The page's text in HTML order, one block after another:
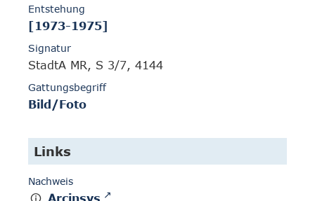
Entstehung
[1973-1975]
Signatur
StadtA MR, S 3/7, 4144
Gattungsbegriff
Bild/Foto
Links
Nachweis
Arcinsys